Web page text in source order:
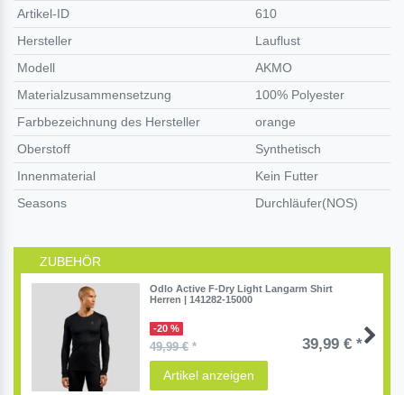
Artikel-ID
610
Hersteller
Lauflust
Modell
AKMO
Materialzusammensetzung
100% Polyester
Farbbezeichnung des Hersteller
orange
Oberstoff
Synthetisch
Innenmaterial
Kein Futter
Seasons
Durchläufer(NOS)
ZUBEHÖR
Odlo Active F-Dry Light Langarm Shirt
Herren | 141282-15000
-20 %
49,99 €* 39,99 € *
Artikel anzeigen